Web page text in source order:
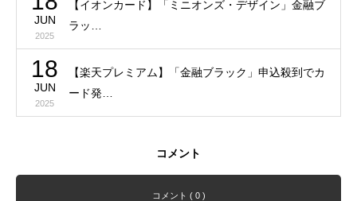
JUN
2025
【イオンカード】「ミニオンズ・デザイン」金融ブ
ラッ…
18
JUN
2025
【楽天プレミアム】「金融ブラック」申込殺到でカ
ード発…
コメント
コメント ( 0 )